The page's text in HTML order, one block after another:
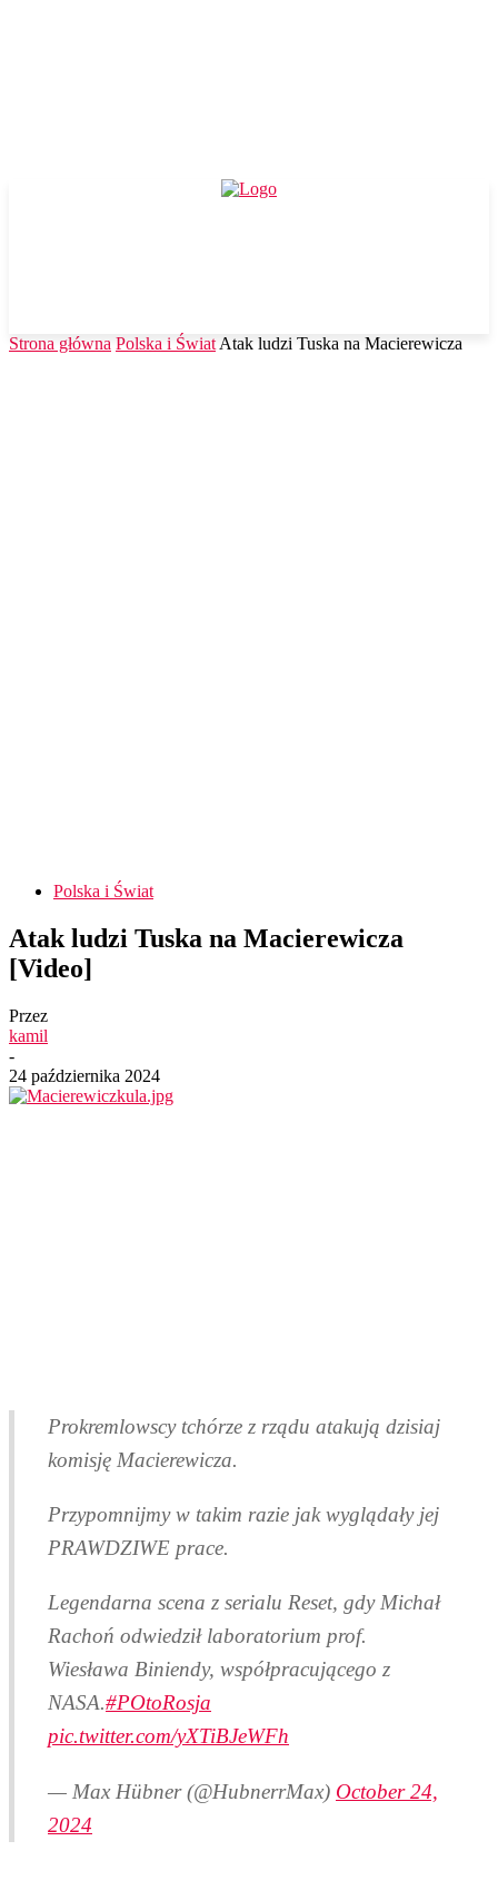
Strona główna Polska i Świat Atak ludzi Tuska na Macierewicza
Polska i Świat
Atak ludzi Tuska na Macierewicza
[Video]
Przez
kamil
-
24 października 2024
Prokremlowscy tchórze z rządu atakują dzisiaj
komisję Macierewicza.
Przypomnijmy w takim razie jak wyglądały jej
PRAWDZIWE prace.
Legendarna scena z serialu Reset, gdy Michał
Rachoń odwiedził laboratorium prof.
Wiesława Biniendy, współpracującego z
NASA.#POtoRosja
pic.twitter.com/yXTiBJeWFh
— Max Hübner (@HubnerrMax) October 24,
2024